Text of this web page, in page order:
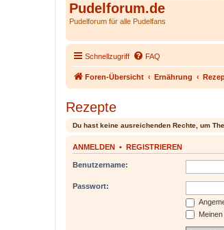
Pudelforum.de
Pudelforum für alle Pudelfans
Schnellzugriff FAQ
Foren-Übersicht Ernährung
Rezepte
Du hast keine ausreichenden Rechte, um
ANMELDEN • REGISTRIEREN
Benutzername:
Passwort: